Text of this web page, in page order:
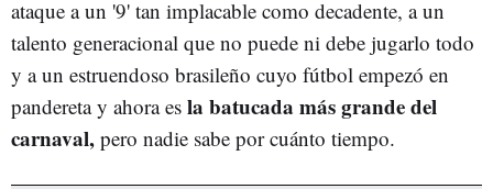
ataque a un '9' tan implacable como decadente, a un
talento generacional que no puede ni debe jugarlo todo
y a un estruendoso brasileño cuyo fútbol empezó en
pandereta y ahora es la batucada más grande del
carnaval, pero nadie sabe por cuánto tiempo.